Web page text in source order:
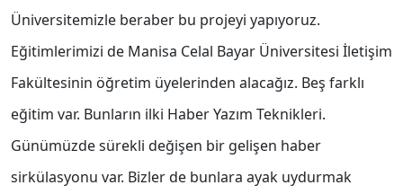
Üniversitemizle beraber bu projeyi yapıyoruz.
Eğitimlerimizi de Manisa Celal Bayar Üniversitesi İletişim
Fakültesinin öğretim üyelerinden alacağız. Beş farklı
eğitim var. Bunların ilki Haber Yazım Teknikleri.
Günümüzde sürekli değişen bir gelişen haber
sirkülasyonu var. Bizler de bunlara ayak uydurmak